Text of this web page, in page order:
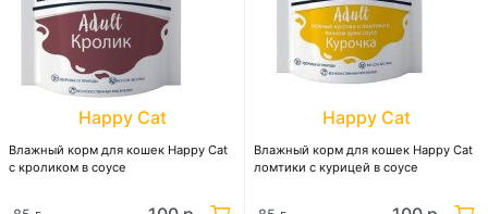
Happy Cat
Влажный корм для кошек Happy Cat
с кроликом в соусе
Happy Cat
Влажный корм для кошек Happy Cat
ломтики с курицей в соусе